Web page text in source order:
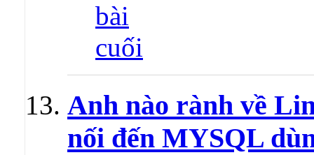
Anh nào rành về
nối đến MYSQL